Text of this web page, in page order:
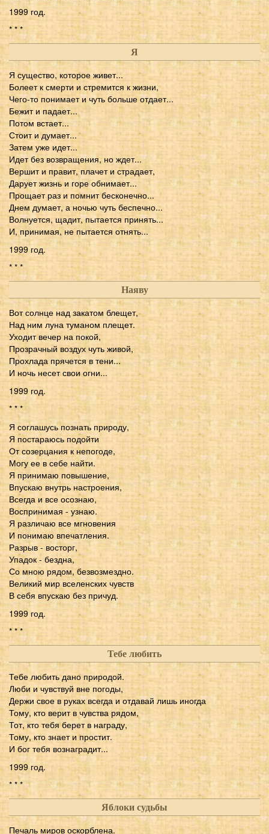
1999 год.
* * *
Я
Я существо, которое живет...
Болеет к смерти и стремится к жизни,
Чего-то понимает и чуть больше отдает...
Бежит и падает...
Потом встает...
Стоит и думает...
Затем уже идет...
Идет без возвращения, но ждет...
Вершит и правит, плачет и страдает,
Дарует жизнь и горе обнимает...
Прощает раз и помнит бесконечно...
Днем думает, а ночью чуть беспечно...
Волнуется, щадит, пытается принять...
И, принимая, не пытается отнять...
1999 год.
* * *
Наяву
Вот солнце над закатом блещет,
Над ним луна туманом плещет.
Уходит вечер на покой,
Прозрачный воздух чуть живой,
Прохлада прячется в тени...
И ночь несет свои огни...
1999 год.
* * *
Я соглашусь познать природу,
Я постараюсь подойти
От созерцания к непогоде,
Могу ее в себе найти.
Я принимаю повышение,
Впускаю внутрь настроения,
Всегда и все осознаю,
Воспринимая - узнаю.
Я различаю все мгновения
И понимаю впечатления.
Разрыв - восторг,
Упадок - бездна,
Со мною рядом, безвозмездно.
Великий мир вселенских чувств
В себя впускаю без причуд.
1999 год.
* * *
Тебе любить
Тебе любить дано природой.
Люби и чувствуй вне погоды,
Держи свое в руках всегда и отдавай лишь иногда
Тому, кто верит в чувства рядом,
Тот, кто тебя берет в награду,
Тому, кто знает и простит.
И бог тебя вознаградит...
1999 год.
* * *
Яблоки судьбы
Печаль миров оскорблена.